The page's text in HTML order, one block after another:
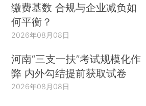
缴费基数 合规与企业减负如
何平衡？
2026年08月08日
河南“三支一扶”考试规模化作
弊 内外勾结提前获取试卷
2026年08月08日